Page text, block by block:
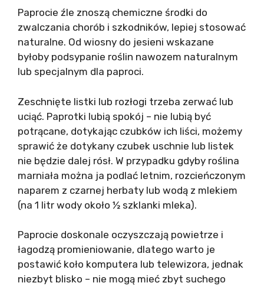
Paprocie źle znoszą chemiczne środki do
zwalczania chorób i szkodników, lepiej stosować
naturalne. Od wiosny do jesieni wskazane
byłoby podsypanie roślin nawozem naturalnym
lub specjalnym dla paproci.
Zeschnięte listki lub rozłogi trzeba zerwać lub
uciąć. Paprotki lubią spokój – nie lubią być
potrącane, dotykając czubków ich liści, możemy
sprawić że dotykany czubek uschnie lub listek
nie będzie dalej rósł. W przypadku gdyby roślina
marniała można ja podlać letnim, rozcieńczonym
naparem z czarnej herbaty lub wodą z mlekiem
(na 1 litr wody około ½ szklanki mleka).
Paprocie doskonale oczyszczają powietrze i
łagodzą promieniowanie, dlatego warto je
postawić koło komputera lub telewizora, jednak
niezbyt blisko – nie mogą mieć zbyt suchego